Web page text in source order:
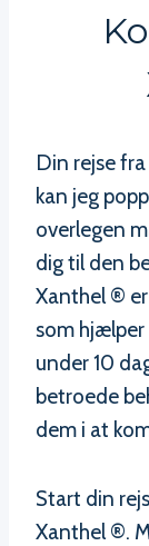
Din rejse
kan jeg
overlegen
dig til den
Xanthel ®
som hjælper
under 10
betroede
dem i at
Start din
Xanthel ®.